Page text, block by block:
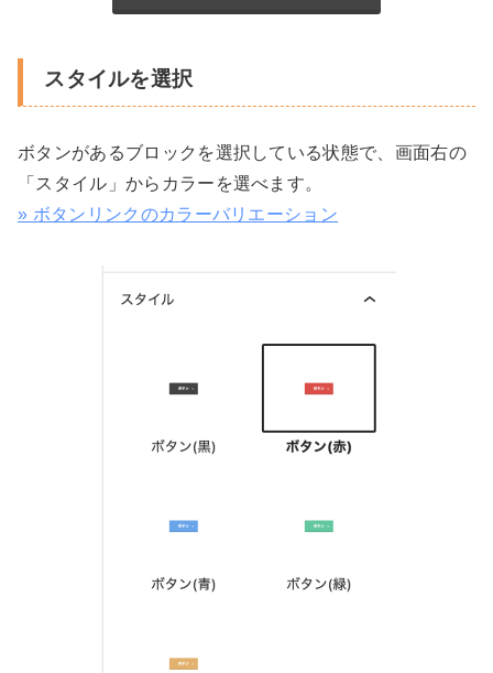
スタイルを選択
ボタンがあるブロックを選択している状態で、画面右の
「スタイル」からカラーを選べます。
» ボタンリンクのカラーバリエーション